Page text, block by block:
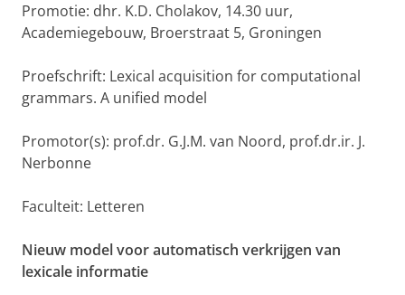
Promotie: dhr. K.D. Cholakov, 14.30 uur,
Academiegebouw, Broerstraat 5, Groningen
Proefschrift: Lexical acquisition for computational
grammars. A unified model
Promotor(s): prof.dr. G.J.M. van Noord, prof.dr.ir. J.
Nerbonne
Faculteit: Letteren
Nieuw model voor automatisch verkrijgen van
lexicale informatie